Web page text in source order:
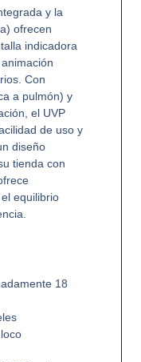
y la
ofrecen
indicadora
Con
a pulmón) y
el UVP
de uso y
diseño
tienda con
equilibrio
18